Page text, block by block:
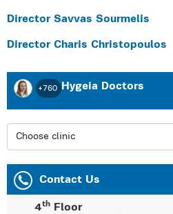
Director Savvas Sourmelis
Director Charis Christopoulos
+760 Hygeia Doctors
Choose clinic
Contact Us
4th
Floor